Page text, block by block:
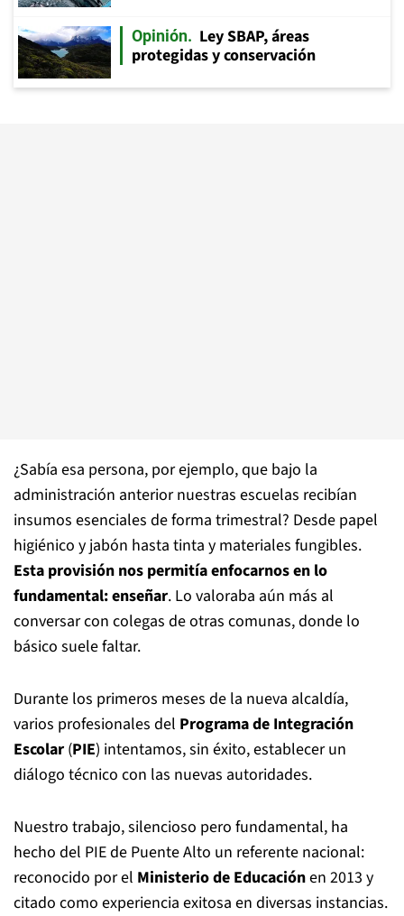
Opinión
Ley SBAP, áreas
protegidas y conservación
¿Sabía esa persona, por ejemplo, que bajo la
administración anterior nuestras escuelas recibían
insumos esenciales de forma trimestral? Desde papel
higiénico y jabón hasta tinta y materiales fungibles.
Esta provisión nos permitía enfocarnos en lo
fundamental: enseñar. Lo valoraba aún más al
conversar con colegas de otras comunas, donde lo
básico suele faltar.
Durante los primeros meses de la nueva alcaldía,
varios profesionales del Programa de Integración
Escolar (PIE) intentamos, sin éxito, establecer un
diálogo técnico con las nuevas autoridades.
Nuestro trabajo, silencioso pero fundamental, ha
hecho del PIE de Puente Alto un referente nacional:
reconocido por el Ministerio de Educaciónen 2013 y
citado como experiencia exitosa en diversas instancias.